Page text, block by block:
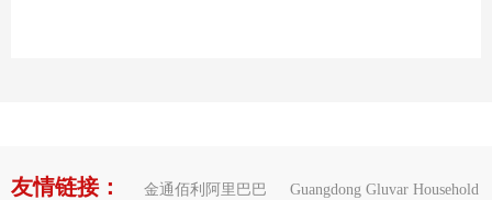
友情链接： 金通佰利阿里巴巴 Guangdong Gluvar Household